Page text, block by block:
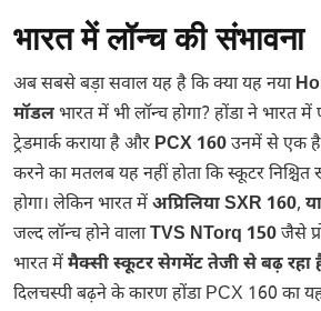
भारत में लॉन्च की संभावना
अब सबसे बड़ा सवाल यह है कि क्या यह नया
मॉडलभारत में भी लॉन्च होगा? होंडा ने भारत
ट्रेडमार्क कराया है और PCX 160उनमें से एक है।
करने का मतलब यह नहीं होता कि स्कूटर
होगा। लेकिन भारत मेंअप्रिलिया SXR 160,
जल्द लॉन्च होने वालाTVS NTorq 150जैसे
भारत मेंमैक्सी स्कूटर सेगमेंट तेजी से बढ़ रहा
दिलचस्पी बढ़ने के कारण होंडा PCX 160 का